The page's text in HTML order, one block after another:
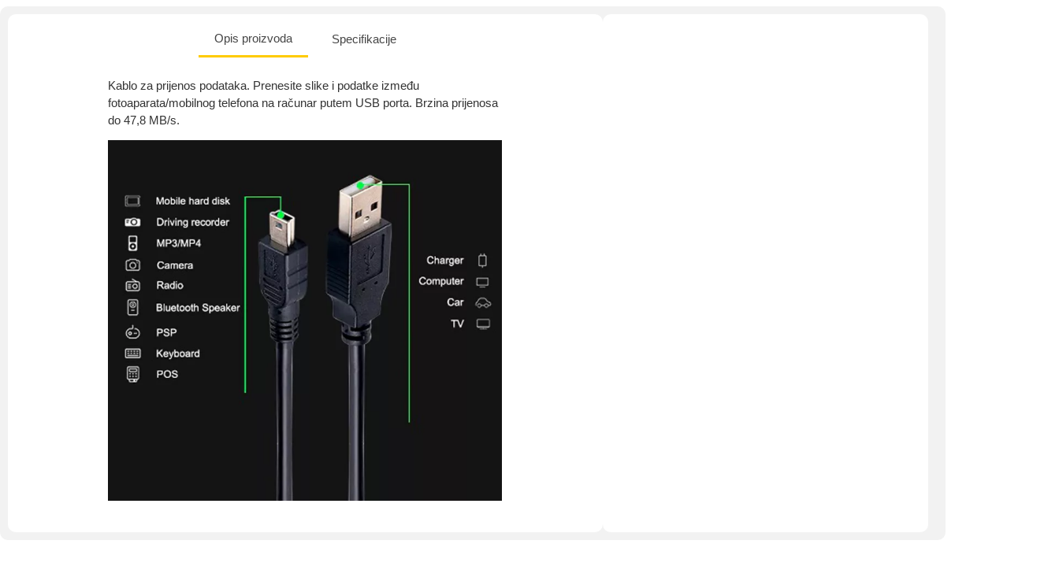
Opis proizvoda Specifikacije
Kablo za prijenos podataka. Prenesite slike i podatke između
fotoaparata/mobilnog telefona na računar putem USB porta. Brzina prijenosa
do 47,8 MB/s.